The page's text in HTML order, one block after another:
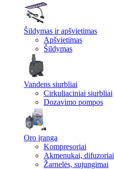
Šildymas ir apšvietimas
Apšvietimas
Šildymas
Vandens siurbliai
Cirkuliaciniai siurbliai
Dozavimo pompos
Oro įranga
Kompresoriai
Akmenukai, difuzoriai
Žarnelės, sujungimai